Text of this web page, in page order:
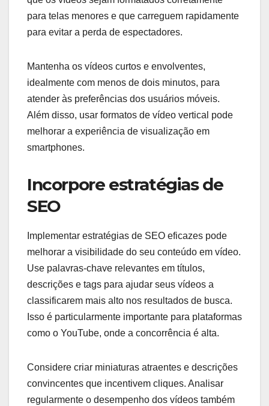
para telas menores e que carreguem rapidamente
para evitar a perda de espectadores.
Mantenha os vídeos curtos e envolventes,
idealmente com menos de dois minutos, para
atender às preferências dos usuários móveis.
Além disso, usar formatos de vídeo vertical pode
melhorar a experiência de visualização em
smartphones.
Incorpore estratégias de
SEO
Implementar estratégias de SEO eficazes pode
melhorar a visibilidade do seu conteúdo em vídeo.
Use palavras-chave relevantes em títulos,
descrições e tags para ajudar seus vídeos a
classificarem mais alto nos resultados de busca.
Isso é particularmente importante para plataformas
como o YouTube, onde a concorrência é alta.
Considere criar miniaturas atraentes e descrições
convincentes que incentivem cliques. Analisar
regularmente o desempenho dos vídeos também